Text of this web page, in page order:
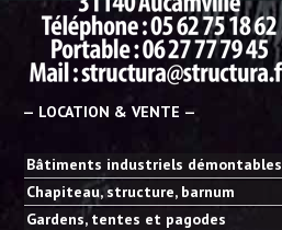
— LOCATION & VENTE —
Bâtiments industriels démontables
Chapiteau, structure, barnum
Gardens, tentes et pagodes